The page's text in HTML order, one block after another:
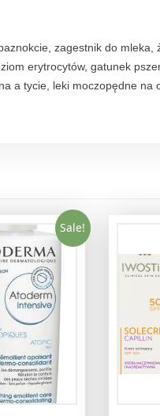
w
r
a
zagestnik do
erytrocytów, gatunek
a tycie, leki moczopędne na
Sale!